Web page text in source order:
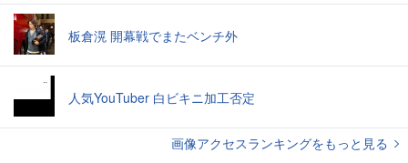
板倉滉 開幕戦でまたベンチ外
人気YouTuber 白ビキニ加工否定
画像アクセスランキングをもっと見る